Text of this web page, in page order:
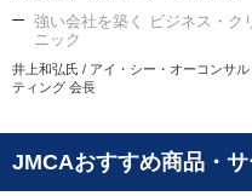
強い会社を築く ビジネス・ク
ニック
井上和弘氏 / アイ・シー・オーコンサル
ティング 会長
JMCAおすすめ商品・